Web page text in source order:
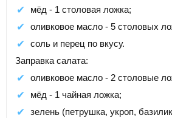
мёд - 1 столовая ложка;
оливковое масло - 5 столовых
соль и перец по вкусу.
Заправка салата:
оливковое масло - 2 столовые
мёд - 1 чайная ложка;
зелень (петрушка, укроп,